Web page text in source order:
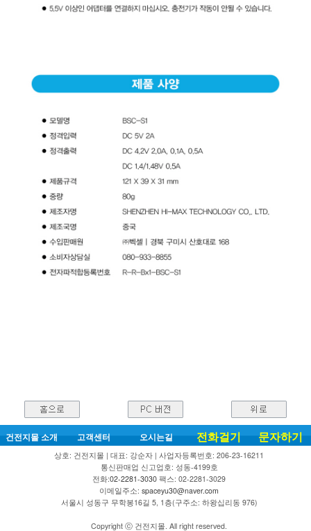
건전지몰 소개 고객센터 오시는길 전화걸기 문자하기
상호: 건전지몰 | 대표: 강순자 | 사업자등록번호: 206-23-16211
통신판매업 신고업호: 성동-4199호
전화:02-2281-3030 팩스: 02-2281-3029
이메일주소: spaceyu30@naver.com
서울시 성동구 무학봉16길 5, 1층(구주소: 하왕십리동 976)
Copyright ⓒ 건전지몰. All right reserved.